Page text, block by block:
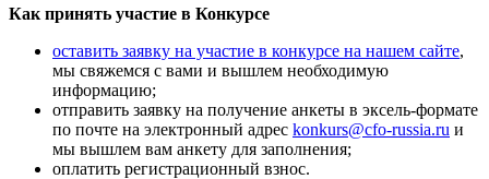
Как принять участие в Конкурсе
оставить заявку на участие в конкурсе на нашем сайте,
мы свяжемся с вами и вышлем необходимую
информацию;
отправить заявку на получение анкеты в эксель-формате
по почте на электронный адрес konkurs@cfo-russia.ru и
мы вышлем вам анкету для заполнения;
оплатить регистрационный взнос.